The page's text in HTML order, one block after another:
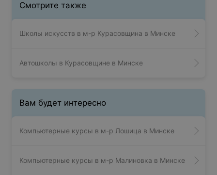
Смотрите также
Школы искусств в м-р Курасовщина в Минске
Автошколы в Курасовщине в Минске
Вам будет интересно
Компьютерные курсы в м-р Лошица в Минске
Компьютерные курсы в м-р Малиновка в Минске